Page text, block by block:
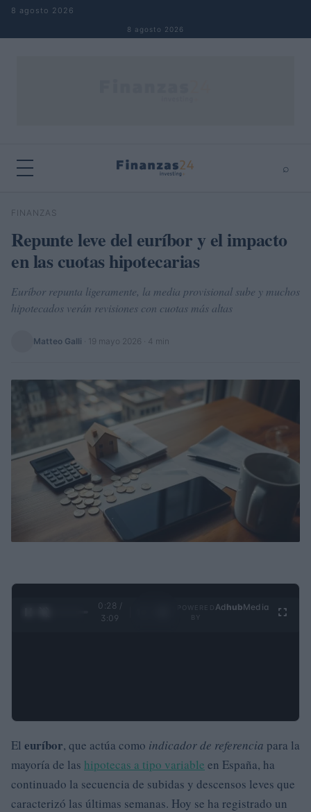
Saltar al contenido
8 agosto 2026
8 agosto 2026
⌕
Buscar
FINANZAS
Repunte leve del euríbor y el impacto
en las cuotas hipotecarias
Euríbor repunta ligeramente, la media provisional sube y muchos
hipotecados verán revisiones con cuotas más altas
Matteo Galli 19 mayo 2026 · 4 min
0:29 /
3:09
Ad hubMedia
El euríbor, que actúa como indicador de referencia para la
mayoría de las hipotecas a tipo variable en España, ha
continuado la secuencia de subidas y descensos leves que
caracterizó las últimas semanas. Hoy se ha registrado un